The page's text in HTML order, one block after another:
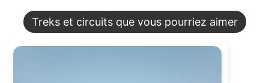
Treks et circuits que vous pourriez aimer